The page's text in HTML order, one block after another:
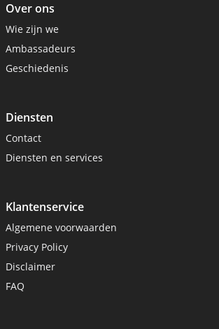
Over ons
Wie zijn we
Ambassadeurs
Geschiedenis
Diensten
Contact
Diensten en services
Klantenservice
Algemene voorwaarden
Privacy Policy
Disclaimer
FAQ